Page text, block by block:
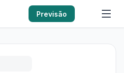
Previsão